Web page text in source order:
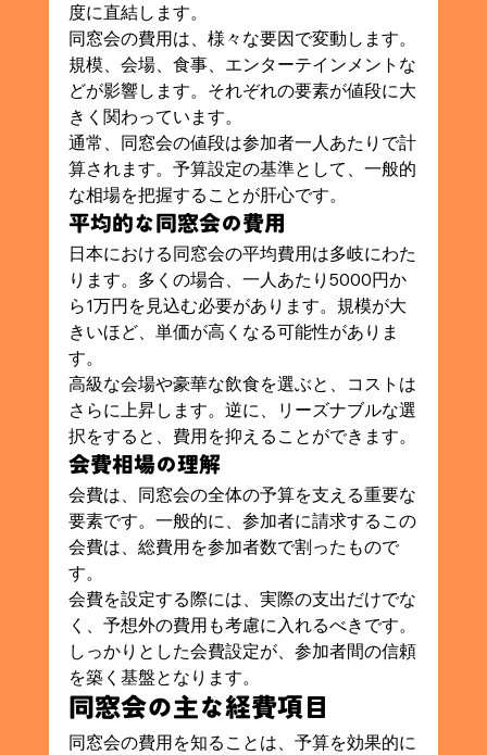
度に直結します。
同窓会の費用は、様々な要因で変動します。
規模、会場、食事、エンターテインメントな
どが影響します。それぞれの要素が値段に大
きく関わっています。
通常、同窓会の値段は参加者一人あたりで計
算されます。予算設定の基準として、一般的
な相場を把握することが肝心です。
平均的な同窓会の費用
日本における同窓会の平均費用は多岐にわた
ります。多くの場合、一人あたり5000円か
ら1万円を見込む必要があります。規模が大
きいほど、単価が高くなる可能性がありま
す。
高級な会場や豪華な飲食を選ぶと、コストは
さらに上昇します。逆に、リーズナブルな選
択をすると、費用を抑えることができます。
会費相場の理解
会費は、同窓会の全体の予算を支える重要な
要素です。一般的に、参加者に請求するこの
会費は、総費用を参加者数で割ったもので
す。
会費を設定する際には、実際の支出だけでな
く、予想外の費用も考慮に入れるべきです。
しっかりとした会費設定が、参加者間の信頼
を築く基盤となります。
同窓会の主な経費項目
同窓会の費用を知ることは、予算を効果的に